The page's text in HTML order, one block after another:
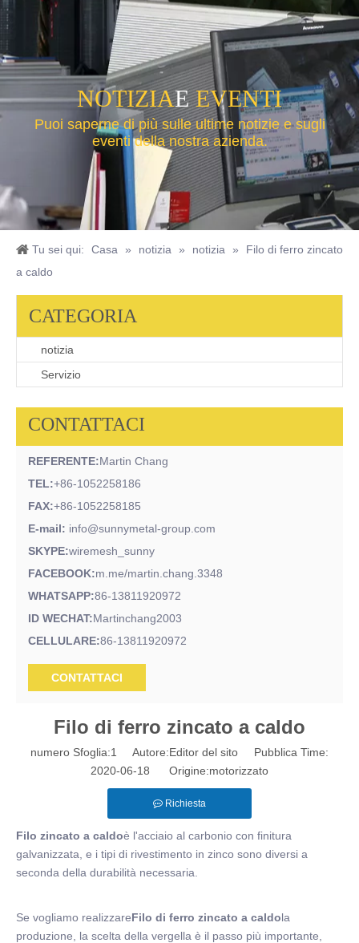
NOTIZIAE EVENTI
Puoi saperne di più sulle ultime notizie e sugli
eventi della nostra azienda.
Tu sei qui: Casa » notizia » notizia »
Filo di ferro zincato
a caldo
CATEGORIA
notizia
Servizio
CONTATTACI
REFERENTE:Martin Chang
TEL:+86-1052258186
FAX:+86-1052258185
E-mail: info@sunnymetal-group.com
SKYPE:wiremesh_sunny
FACEBOOK:m.me/martin.chang.3348
WHATSAPP:86-13811920972
ID WECHAT:Martinchang2003
CELLULARE:86-13811920972
CONTATTACI
Filo di ferro zincato a caldo
numero Sfoglia:1
Autore:Editor del sito Pubblica Time:
2020-06-18 Origine:motorizzato
Richiesta
Filo zincato a caldoè l'acciaio al carbonio con finitura
galvanizzata, e i tipi di rivestimento in zinco sono diversi a
seconda della durabilità necessaria.
Se vogliamo realizzareFilo di ferro zincato a caldola
produzione, la scelta della vergella è il passo più importante,